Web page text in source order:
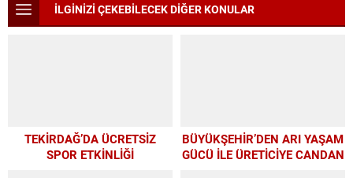
İLGİNİZİ ÇEKEBİLECEK DİĞER KONULAR
TEKİRDAĞ’DA ÜCRETSİZ
SPOR ETKİNLİĞİ
BÜYÜKŞEHİR’DEN ARI YAŞAM
GÜCÜ İLE ÜRETİCİYE CANDAN